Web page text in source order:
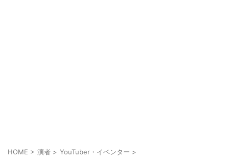
HOME > 演者 > YouTuber・イベンター >